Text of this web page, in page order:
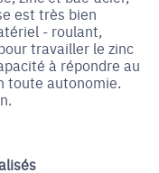
est très bien
- roulant,
travailler le zinc
à répondre au
toute autonomie.